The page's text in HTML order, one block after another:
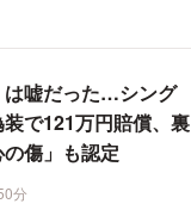
は嘘だった…シング
で121万円賠償、裏
傷」も認定
分